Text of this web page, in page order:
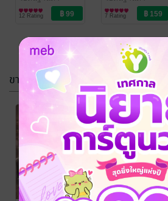
นิยายรัก
12 Rating
นิยายรัก
7 Rating
ย้อนเวลามาต้อง
มนต์เสน่หา
อาคมยุค80
โบตั๋นฐานิดา
นิยายรัก
13 Rating
ทะลุมิติข้าม
เวลามาปราบ
เสือยุค80
โบตั๋นฐานิดา
นิยายรัก
9 Rating
ขายดี